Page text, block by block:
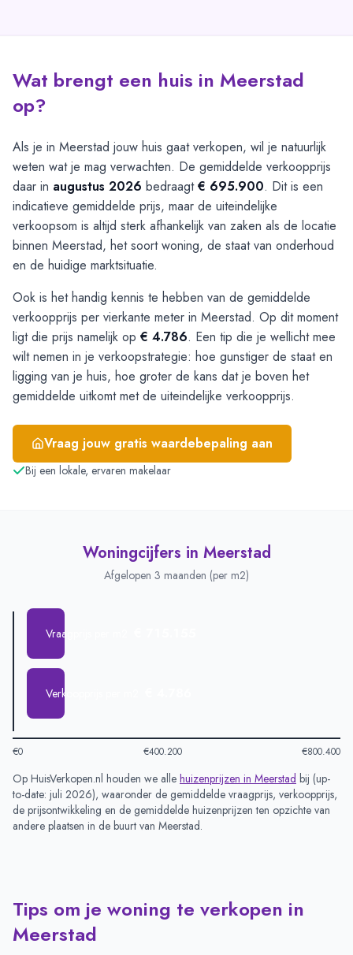
Wat brengt een huis in Meerstad
op?
Als je in Meerstad jouw huis gaat verkopen, wil je natuurlijk
weten wat je mag verwachten. De gemiddelde verkoopprijs
daar in augustus 2026 bedraagt€ 695.900. Dit is een
indicatieve gemiddelde prijs, maar de uiteindelijke
verkoopsom is altijd sterk afhankelijk van zaken als de locatie
binnen Meerstad, het soort woning, de staat van onderhoud
en de huidige marktsituatie.
Ook is het handig kennis te hebben van de gemiddelde
verkoopprijs per vierkante meter in Meerstad. Op dit moment
ligt die prijs namelijk op € 4.786. Een tip die je wellicht mee
wilt nemen in je verkoopstrategie: hoe gunstiger de staat en
ligging van je huis, hoe groter de kans dat je boven het
gemiddelde uitkomt met de uiteindelijke verkoopprijs.
Vraag jouw gratis waardebepaling aan
Bij een lokale, ervaren makelaar
Woningcijfers in Meerstad
Afgelopen 3 maanden (per m2)
Vraagprijs per m2
Verkoopprijs per m2
€0 €400.200 €800.400
Op HuisVerkopen.nl houden we alle huizenprijzen in Meerstad bij (up-
to-date: juli 2026), waaronder de gemiddelde vraagprijs, verkoopprijs,
de prijsontwikkeling en de gemiddelde huizenprijzen ten opzichte van
andere plaatsen in de buurt van Meerstad.
Tips om je woning te verkopen in
Meerstad